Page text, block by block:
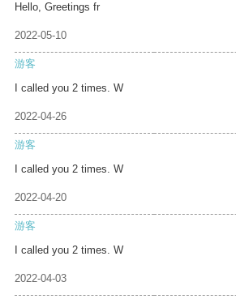
Hello, Greetings fr
2022-05-10
游客
I called you 2 times. W
2022-04-26
游客
I called you 2 times. W
2022-04-20
游客
I called you 2 times. W
2022-04-03